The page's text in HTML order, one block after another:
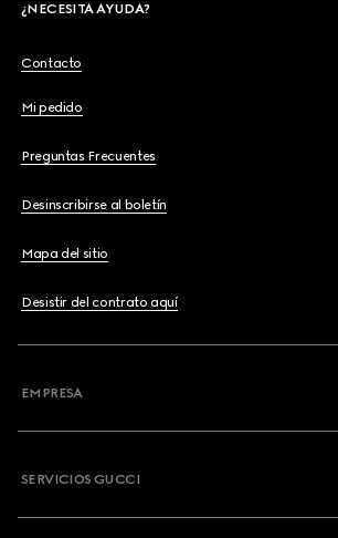
¿NECESITA AYUDA?
Contacto
Mi pedido
Preguntas Frecuentes
Desinscribirse al boletín
Mapa del sitio
Desistir del contrato aquí
EMPRESA
SERVICIOS GUCCI